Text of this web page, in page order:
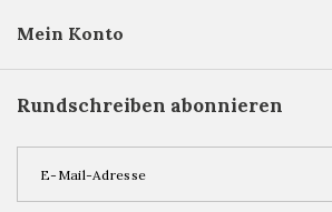
Mein Konto
Rundschreiben abonnieren